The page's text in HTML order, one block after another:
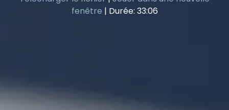
fenêtre | Durée: 33:06